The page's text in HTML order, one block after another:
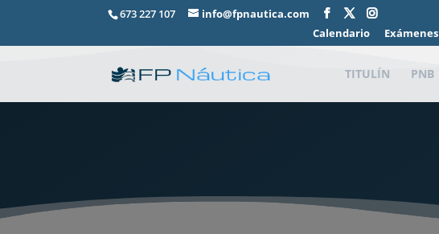
673 227 107
info@fpnautica.com
Calendario
Exámenes
TITULÍN PNB